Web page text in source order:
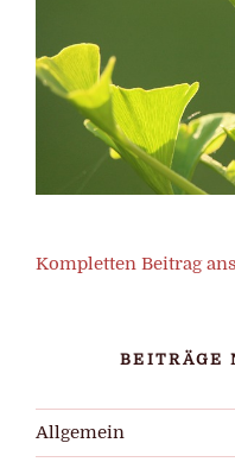
Kompletten Beitrag
BEITRÄGE
Allgemein